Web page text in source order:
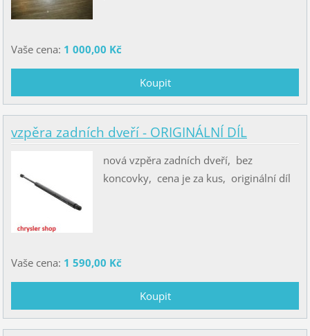
Vaše cena: 1 000,00 Kč
vzpěra zadních dveří - ORIGINÁLNÍ DÍL
nová vzpěra zadních dveří, bez
koncovky, cena je za kus, originální díl
Vaše cena: 1 590,00 Kč